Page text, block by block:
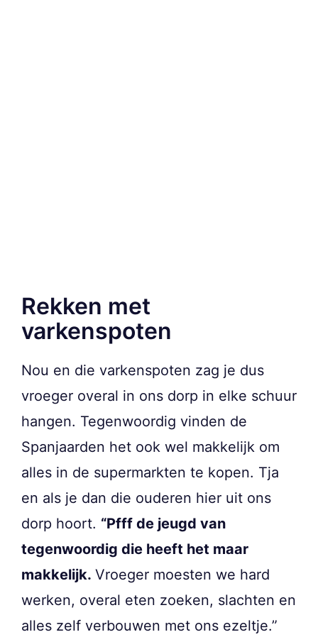
Rekken met
varkenspoten
Nou en die varkenspoten zag je dus
vroeger overal in ons dorp in elke schuur
hangen. Tegenwoordig vinden de
Spanjaarden het ook wel makkelijk om
alles in de supermarkten te kopen. Tja
en als je dan die ouderen hier uit ons
dorp hoort. “Pfff de jeugd van
tegenwoordig die heeft het maar
makkelijk. Vroeger moesten we hard
werken, overal eten zoeken, slachten en
alles zelf verbouwen met ons ezeltje.”